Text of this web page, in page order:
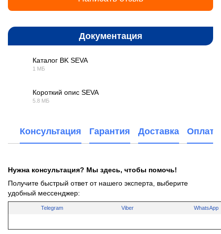
Документация
Каталог BK SEVA
1 МБ
Короткий опис SEVA
5.8 МБ
Консультация Гарантия Доставка Оплата
Нужна консультация? Мы здесь, чтобы помочь!
Получите быстрый ответ от нашего эксперта, выберите
удобный мессенджер:
Telegram Viber WhatsApp